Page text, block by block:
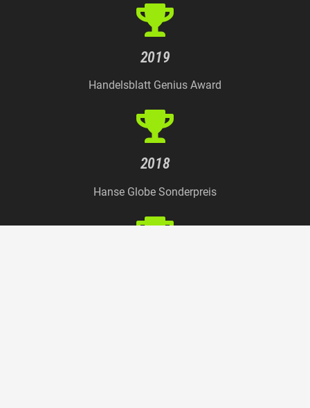
2019
Handelsblatt Genius Award
2018
Hanse Globe Sonderpreis